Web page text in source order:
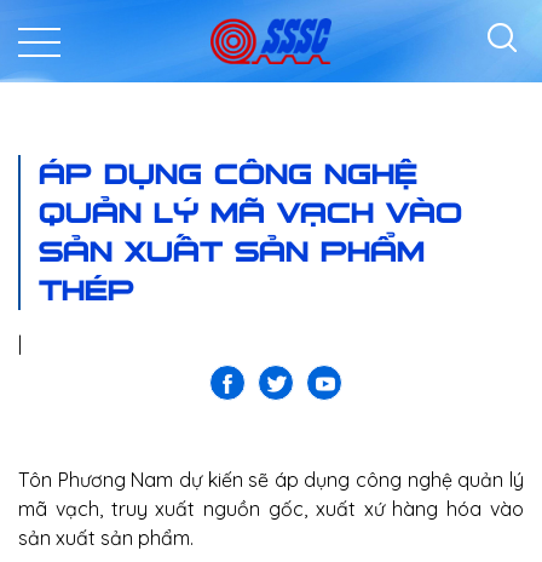
ÁP DỤNG CÔNG NGHỆ
QUẢN LÝ MÃ VẠCH VÀO
SẢN XUẤT SẢN PHẨM
THÉP
Tôn Phương Nam dự kiến sẽ áp dụng công nghệ quản lý
mã vạch, truy xuất nguồn gốc, xuất xứ hàng hóa vào
sản xuất sản phẩm.